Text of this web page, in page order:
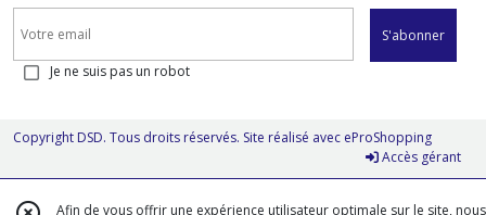
S'abonner
Je ne suis pas un robot
Copyright DSD. Tous droits réservés. Site réalisé avec eProShopping
Accès gérant
Afin de vous offrir une expérience utilisateur optimale sur le site, nous